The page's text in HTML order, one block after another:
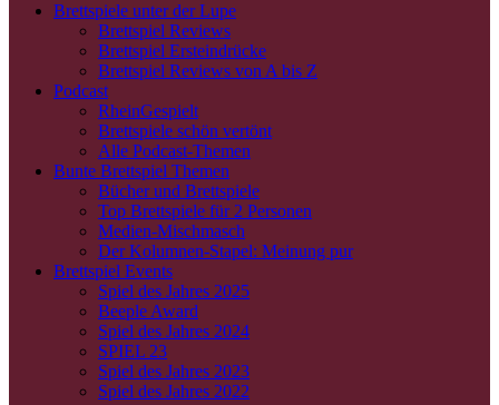
Brettspiele unter der Lupe
Brettspiel Reviews
Brettspiel Ersteindrücke
Brettspiel Reviews von A bis Z
Podcast
RheinGespielt
Brettspiele schön vertönt
Alle Podcast-Themen
Bunte Brettspiel Themen
Bücher und Brettspiele
Top Brettspiele für 2 Personen
Medien-Mischmasch
Der Kolumnen-Stapel: Meinung pur
Brettspiel Events
Spiel des Jahres 2025
Beeple Award
Spiel des Jahres 2024
SPIEL 23
Spiel des Jahres 2023
Spiel des Jahres 2022